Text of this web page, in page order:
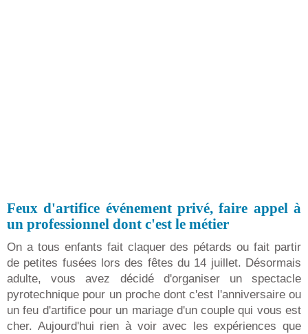
Feux d'artifice événement privé, faire appel à
un professionnel dont c'est le métier
On a tous enfants fait claquer des pétards ou fait partir
de petites fusées lors des fêtes du 14 juillet. Désormais
adulte, vous avez décidé d'organiser un spectacle
pyrotechnique pour un proche dont c'est l'anniversaire ou
un feu d'artifice pour un mariage d'un couple qui vous est
cher. Aujourd'hui rien à voir avec les expériences que